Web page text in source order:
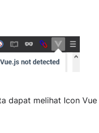
dapat melihat Icon Vue